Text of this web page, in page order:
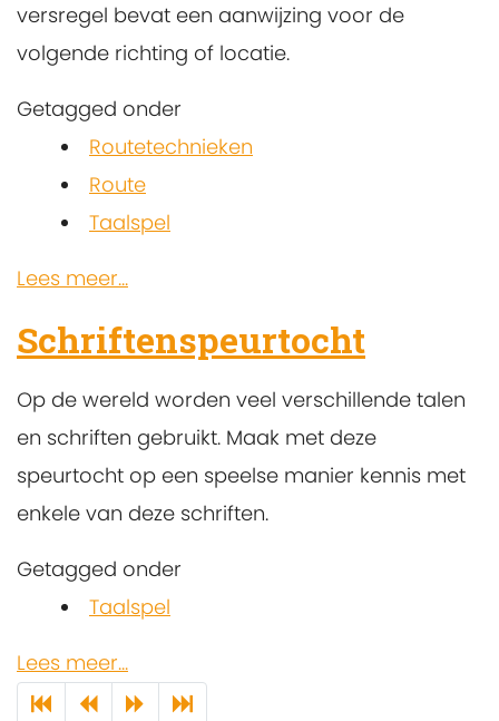
versregel bevat een aanwijzing voor de
volgende richting of locatie.
Getagged onder
Routetechnieken
Route
Taalspel
Lees meer...
Schriftenspeurtocht
Op de wereld worden veel verschillende talen
en schriften gebruikt. Maak met deze
speurtocht op een speelse manier kennis met
enkele van deze schriften.
Getagged onder
Taalspel
Lees meer...